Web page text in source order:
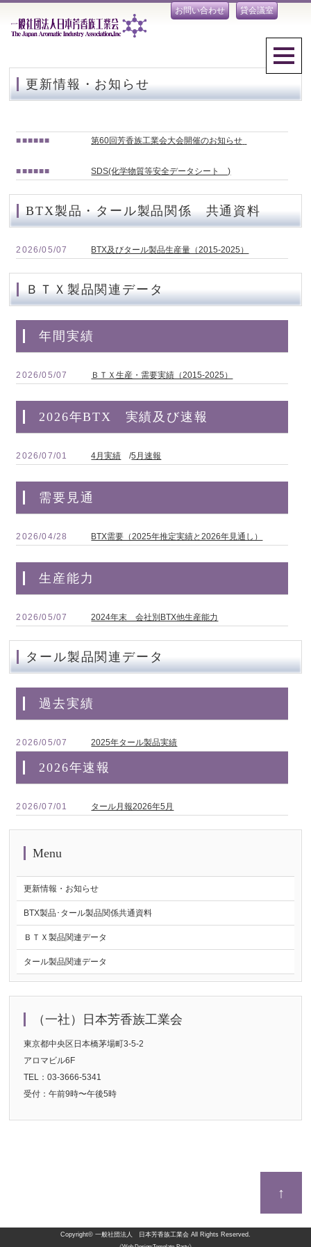
お問い合わせ 貸会議室
更新情報・お知らせ
■■■■■■ 第60回芳香族工業会大会開催のお知らせ
■■■■■■ SDS(化学物質等安全データシート )
BTX製品・タール製品関係 共通資料
2026/05/07 BTX及びタール製品生産量（2015-2025）
ＢＴＸ製品関連データ
年間実績
2026/05/07 ＢＴＸ生産・需要実績（2015‐2025）
2026年BTX 実績及び速報
2026/07/01 4月実績 /5月速報
需要見通
2026/04/28 BTX需要（2025年推定実績と2026年見通し）
生産能力
2026/05/07 2024年末 会社別BTX他生産能力
タール製品関連データ
過去実績
2026/05/07 2025年タール製品実績
2026年速報
2026/07/01 タール月報2026年5月
Menu
更新情報・お知らせ
BTX製品･タール製品関係共通資料
ＢＴＸ製品関連データ
タール製品関連データ
（一社）日本芳香族工業会
東京都中央区日本橋茅場町3-5-2
アロマビル6F
TEL：03-3666-5341
受付：午前9時〜午後5時
↑
Copyright© 一般社団法人 日本芳香族工業会 All Rights Reserved.